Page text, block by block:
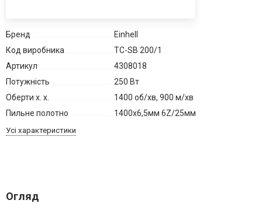
Бренд
Einhell
Код виробника
TC-SB 200/1
Артикул
4308018
Потужність
250 Вт
Оберти х. х.
1400 об/хв, 900 м/хв
Пильне полотно
1400x6,5мм 6Z/25мм
Усі характеристики
Огляд